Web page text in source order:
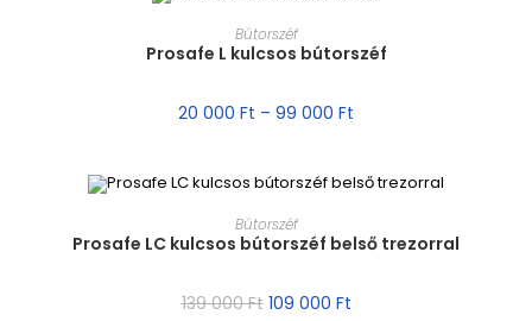
MÉRET VÁLASZTÁSA
Bútorszéf
Prosafe L kulcsos bútorszéf
20 000 Ft – 99 000 Ft
MÉRET VÁLASZTÁSA
Bútorszéf
Prosafe LC kulcsos bútorszéf belső trezorral
139 000Ft 109 000 Ft